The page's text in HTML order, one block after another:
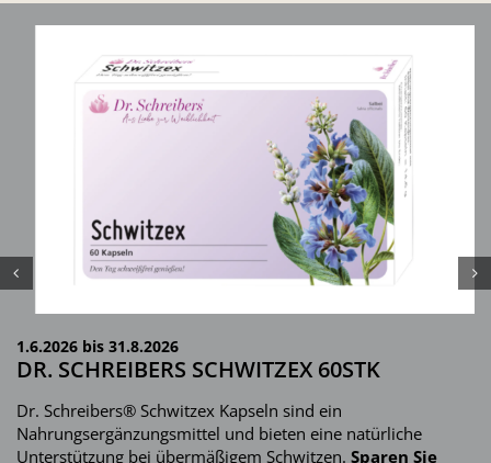
1.6.2026 bis 31.8.2026
DR. SCHREIBERS SCHWITZEX 60STK
Dr. Schreibers® Schwitzex Kapseln sind ein
Nahrungsergänzungsmittel und bieten eine natürliche
Unterstützung bei übermäßigem Schwitzen. Sparen Sie